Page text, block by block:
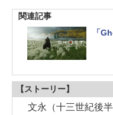
関連記事
「
【ストーリー】
文永（十三世紀後